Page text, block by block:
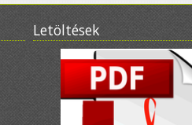
Letöltések